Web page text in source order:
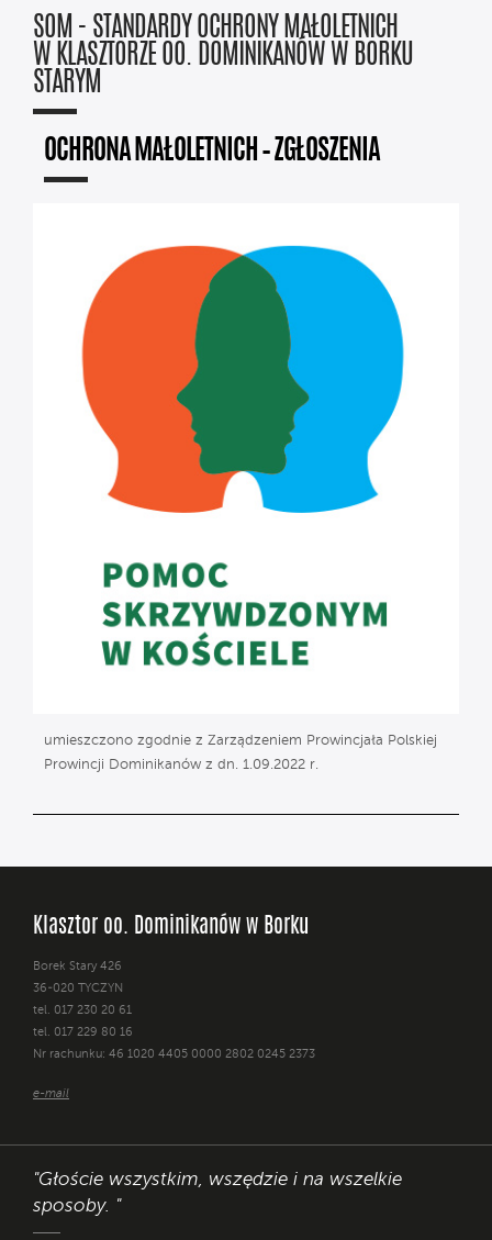
SOM - STANDARDY OCHRONY MAŁOLETNICH
W KLASZTORZE OO. DOMINIKANÓW W BORKU
STARYM
OCHRONA MAŁOLETNICH – ZGŁOSZENIA
umieszczono zgodnie z Zarządzeniem Prowincjała Polskiej
Prowincji Dominikanów z dn. 1.09.2022 r.
Klasztor oo. Dominikanów w Borku
Borek Stary 426
36-020 TYCZYN
tel. 017 230 20 61
tel. 017 229 80 16
Nr rachunku: 46 1020 4405 0000 2802 0245 2373
e-mail
"Głoście wszystkim, wszędzie i na wszelkie
sposoby. "